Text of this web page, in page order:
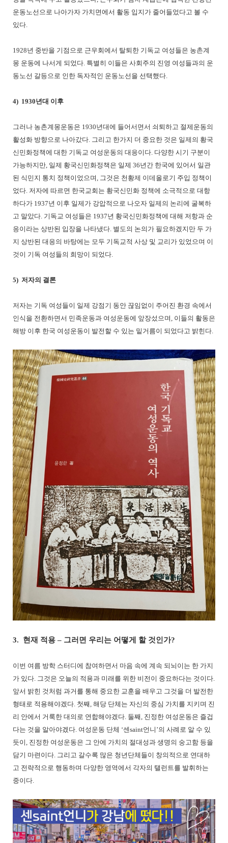
운동노선으로 나아가자 가치면에서 활동 입지가 줄어들었다고 볼 수
있다.
1928년 중반을 기점으로 근우회에서 탈퇴한 기독교 여성들은 농촌계
몽 운동에 나서게 되었다. 특별히 이들은 사회주의 진영 여성들과의 운
동노선 갈등으로 인한 독자적인 운동노선을 선택했다.
4) 1930년대 이후
그러나 농촌계몽운동은 1930년대에 들어서면서 쇠퇴하고 절제운동의
활성화 방향으로 나아갔다. 그리고 한가지 더 중요한 것은 일제의 황국
신민화정책에 대한 기독교 여성운동의 대응이다. 다양한 시기 구분이
가능하지만, 일제 황국신민화정책은 일제 36년간 한국에 있어서 일관
된 식민지 통치 정책이었으며, 그것은 천황제 이데올로기 주입 정책이
었다. 저자에 따르면 한국교회는 황국신민화 정책에 소극적으로 대항
하다가 1937년 이후 일제가 강압적으로 나오자 일제의 논리에 굴복하
고 말았다. 기독교 여성들은 1937년 황국신민화정책에 대해 저항과 순
응이라는 상반된 입장을 나타냈다. 별도의 논의가 필요하겠지만 두 가
지 상반된 대응의 바탕에는 모두 기독교적 사상 및 교리가 있었으며 이
것이 기독 여성들의 희망이 되었다.
5) 저자의 결론
저자는 기독 여성들이 일제 강점기 동안 끊임없이 주어진 환경 속에서
인식을 전환하면서 민족운동과 여성운동에 앞장섰으며, 이들의 활동은
해방 이후 한국 여성운동이 발전할 수 있는 밑거름이 되었다고 밝힌다.
3. 현재 적용 – 그러면 우리는 어떻게 할 것인가?
이번 여름 방학 스터디에 참여하면서 마음 속에 계속 되뇌이는 한 가지
가 있다. 그것은 오늘의 적용과 미래를 위한 비전이 중요하다는 것이다.
앞서 밝힌 것처럼 과거를 통해 중요한 교훈을 배우고 그것을 더 발전한
형태로 적용해야겠다. 첫째, 해당 단체는 자신의 중심 가치를 지키며 진
리 안에서 거룩한 대의로 연합해야겠다. 둘째, 진정한 여성운동은 즐겁
다는 것을 알아야겠다. 여성운동 단체 ‘센saint언니’의 사례로 알 수 있
듯이, 진정한 여성운동은 그 안에 가치의 절대성과 생명의 숭고함 등을
담기 마련이다. 그리고 갈수록 많은 청년단체들이 창의적으로 연대하
고 전략적으로 행동하며 다양한 영역에서 각자의 탤런트를 발휘하는
중이다.